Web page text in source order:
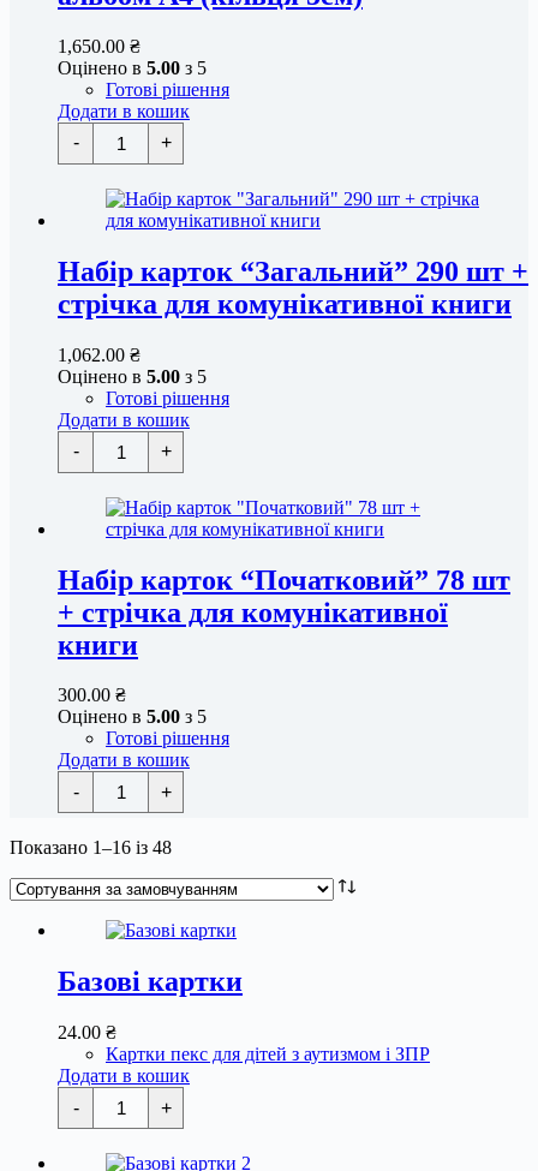
1,650.00 ₴
Оцінено в 5.00 з 5
Готові рішення
Додати в кошик
-
Набір
карток
"Загальний"
290
шт
А4
(кільця
5см)
кількість
+
Набір карток “Загальний” 290 шт +
стрічка для комунікативної книги
1,062.00 ₴
Оцінено в 5.00 з 5
Готові рішення
Додати в кошик
-
Набір
карток
"Загальний"
290
шт
для
комунікативної
книги
кількість
+
Набір карток “Початковий” 78 шт
+ стрічка для комунікативної
книги
300.00 ₴
Оцінено в 5.00 з 5
Готові рішення
Додати в кошик
-
Набір
карток
"Початковий"
78
шт
+
стрічка
комунікативної
кількість
+
Показано 1–16 із 48
Базові картки
24.00 ₴
Картки пекс для дітей з аутизмом і ЗПР
Додати в кошик
-
Базові
картки
кількість
+